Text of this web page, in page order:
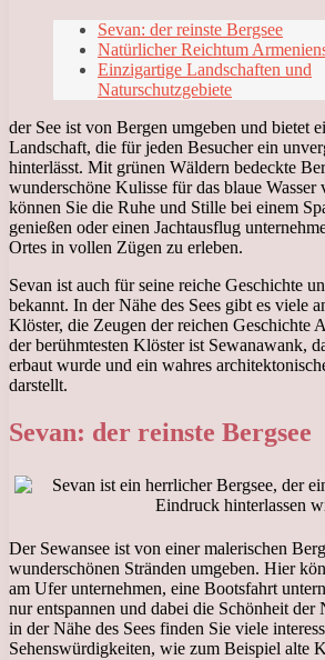
Sevan: der reinste Bergsee
Natürlicher Reichtum
Einzigartige Landschaften und
Naturschutzgebiete
der See ist von Bergen umgeben und bietet
Landschaft, die für jeden Besucher ein
hinterlässt. Mit grünen Wäldern bedeckte
wunderschöne Kulisse für das blaue Wasser
können Sie die Ruhe und Stille bei einem
genießen oder einen Jachtausflug
Ortes in vollen Zügen zu erleben.
Sevan ist auch für seine reiche Geschichte
bekannt. In der Nähe des Sees gibt es viele
Klöster, die Zeugen der reichen Geschichte
der berühmtesten Klöster ist Sewanawank,
erbaut wurde und ein wahres
darstellt.
Sevan: der reinste Bergsee
Der Sewansee ist von einer malerischen
wunderschönen Stränden umgeben. Hier
am Ufer unternehmen, eine Bootsfahrt
nur entspannen und dabei die Schönheit der
in der Nähe des Sees finden Sie viele
Sehenswürdigkeiten, wie zum Beispiel alte